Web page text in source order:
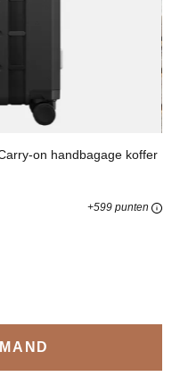
on handbagage koffer
+599 punten